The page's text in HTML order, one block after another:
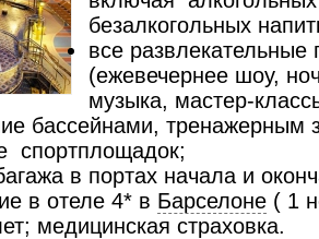
безалкогольных
все
(ежевечернее шоу,
музыка, мастер-
бассейнами, тренажерным
спортплощадок;
в портах начала и
в отеле 4* в Барселоне ( 1
медицинская страховка.